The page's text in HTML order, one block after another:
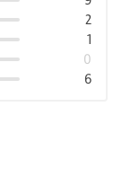
6
0
1
2